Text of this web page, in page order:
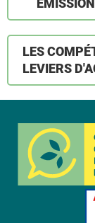
LES
LEVIERS